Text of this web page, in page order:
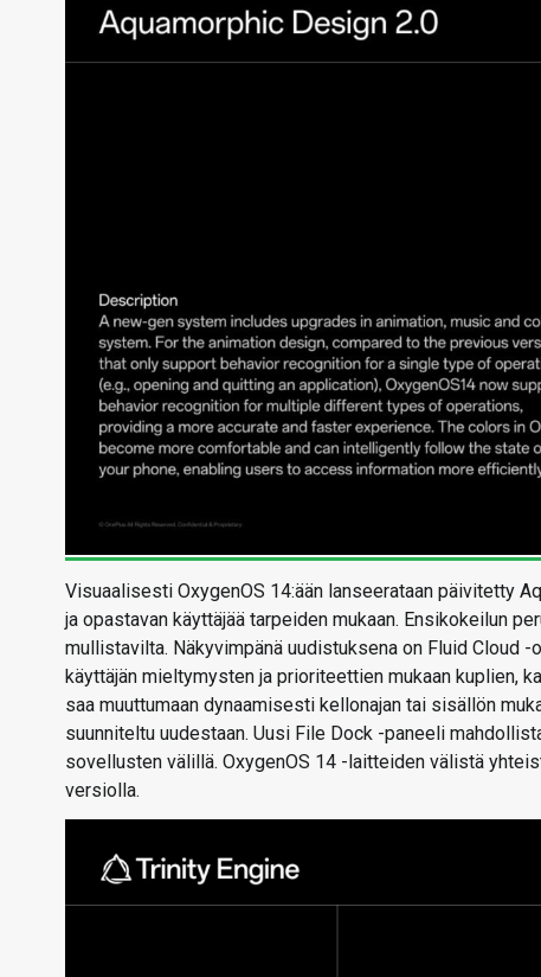
Visuaalisesti OxygenOS 14:ään lanseerataan päivitetty
ja opastavan käyttäjää tarpeiden mukaan. Ensikokeilun
mullistavilta. Näkyvimpänä uudistuksena on Fluid Cloud
käyttäjän mieltymysten ja prioriteettien mukaan kuplien,
saa muuttumaan dynaamisesti kellonajan tai sisällön
suunniteltu uudestaan. Uusi File Dock -paneeli
sovellusten välillä. OxygenOS 14 -laitteiden välistä
versiolla.